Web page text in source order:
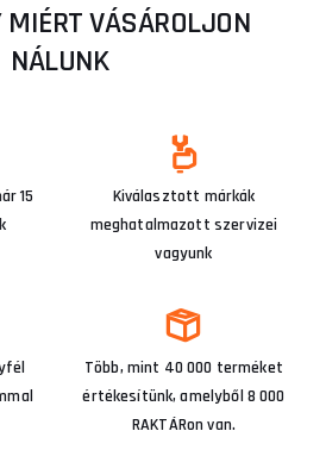
MIÉRT VÁSÁROLJON
NÁLUNK
15
Kiválasztott márkák
meghatalmazott szervizei
vagyunk
Több, mint 40 000 terméket
értékesítünk, amelyből 8 000
RAKTÁRon van.